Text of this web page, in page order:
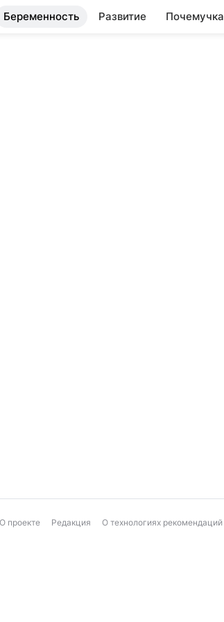
Беременность Развитие Почемучка
О проекте Редакция О технологиях рекомендаций